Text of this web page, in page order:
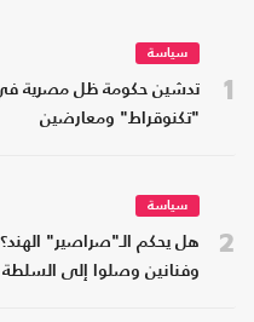
1
سياسة
تدشين حكومة ظل مصرية في
"تكنوقراط" ومعارضين
2
سياسة
هل يحكم الـ"صراصير"
وفنانين وصلوا إلى السلطة